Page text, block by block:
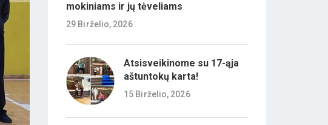
mokiniams ir jų tėveliams
29 Birželio, 2026
Atsisveikinome su 17-ąja
aštuntokų karta!
15 Birželio, 2026